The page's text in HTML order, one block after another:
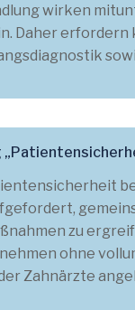
wirken
Daher
zu
ohne
Zahnärzte